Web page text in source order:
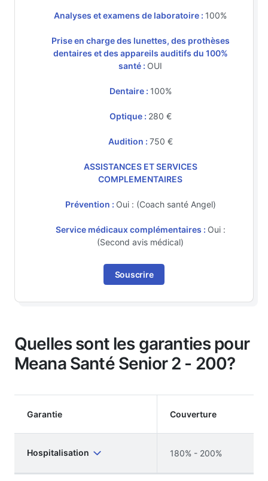
Analyses et examens de laboratoire : 100%
Prise en charge des lunettes, des prothèses
dentaires et des appareils auditifs du 100%
santé : OUI
Dentaire : 100%
Optique : 280 €
Audition : 750 €
ASSISTANCES ET SERVICES
COMPLEMENTAIRES
Prévention : Oui : (Coach santé Angel)
Service médicaux complémentaires : Oui :
(Second avis médical)
Souscrire
Quelles sont les garanties pour
Meana Santé Senior 2 - 200?
Garantie Couverture
Hospitalisation 180% - 200%